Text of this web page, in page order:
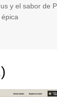
y el sabor de